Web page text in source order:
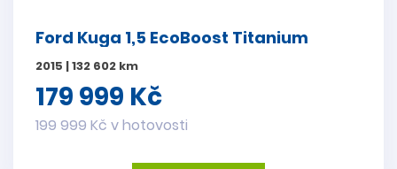
Ford Kuga 1,5 EcoBoost Titanium
2015 | 132 602 km
179 999 Kč
199 999 Kč v hotovosti